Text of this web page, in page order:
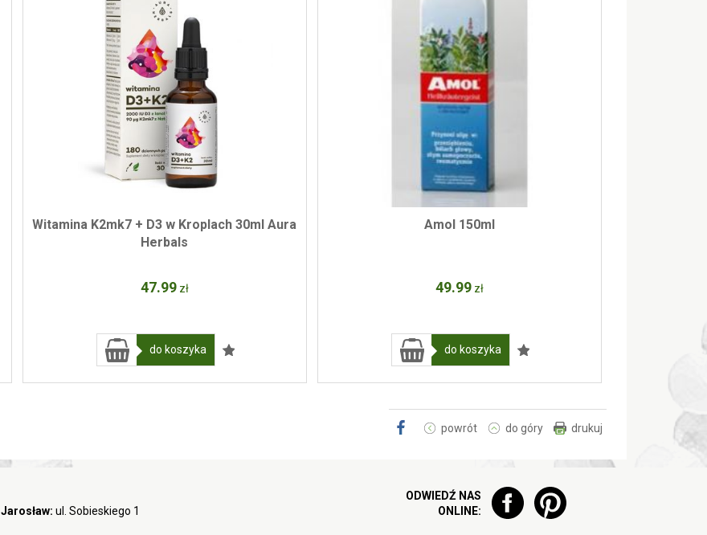
Witamina K2mk7 + D3 w Kroplach 30ml Aura
Herbals
47.99 zł
do koszyka
Amol 150ml
49.99 zł
do koszyka
powrót do góry drukuj
Jarosław: ul. Sobieskiego 1
ODWIEDŹ NAS
ONLINE: